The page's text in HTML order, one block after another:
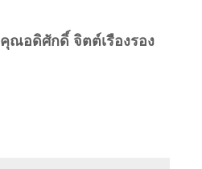
คุณอดิศักดิ์ จิตต์เรืองรอง